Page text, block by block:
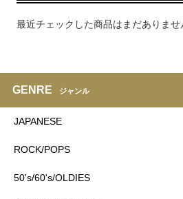
最近チェックした商品はまだありませ
GENRE ジャンル
JAPANESE
ROCK/POPS
50's/60's/OLDIES